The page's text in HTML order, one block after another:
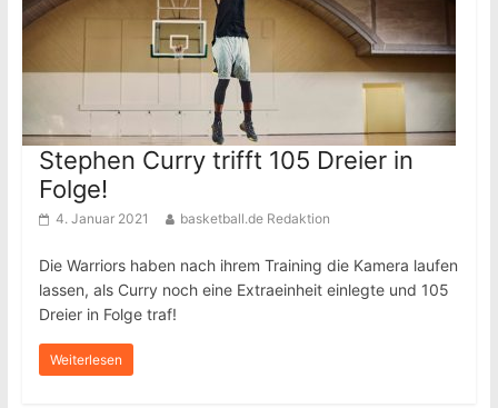
Stephen Curry trifft 105 Dreier in
Folge!
4. Januar 2021 basketball.de Redaktion
Die Warriors haben nach ihrem Training die Kamera laufen
lassen, als Curry noch eine Extraeinheit einlegte und 105
Dreier in Folge traf!
Weiterlesen